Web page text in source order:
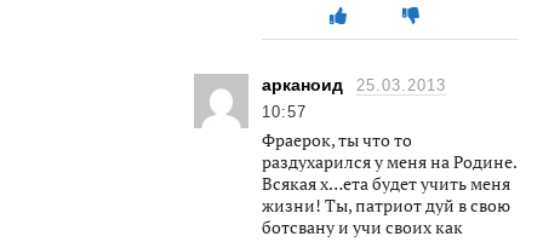
арканоид
25.03.2013
10:57
Фраерок, ты что то
раздухарился у меня на Родине.
Всякая х…ета будет учить меня
жизни! Ты, патриот дуй в свою
ботсвану и учи своих как